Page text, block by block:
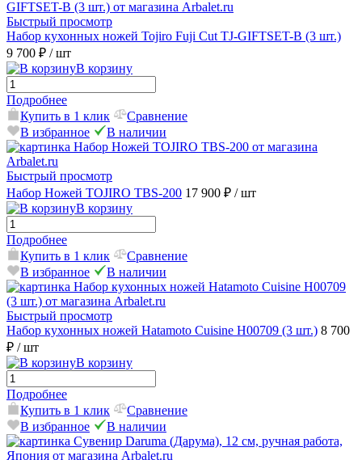
Быстрый просмотр
Набор кухонных ножей Tojiro Fuji Cut TJ-GIFTSET-B (3 шт.)
9 700 ₽ / шт
В корзину
Подробнее
Купить в 1 клик
Сравнение
В избранное
В наличии
Быстрый просмотр
Набор Ножей TOJIRO TBS-200 17 900 ₽ / шт
В корзину
Подробнее
Купить в 1 клик
Сравнение
В избранное
В наличии
Быстрый просмотр
Набор кухонных ножей Hatamoto Cuisine H00709 (3 шт.) 8 700
₽ / шт
В корзину
Подробнее
Купить в 1 клик
Сравнение
В избранное
В наличии